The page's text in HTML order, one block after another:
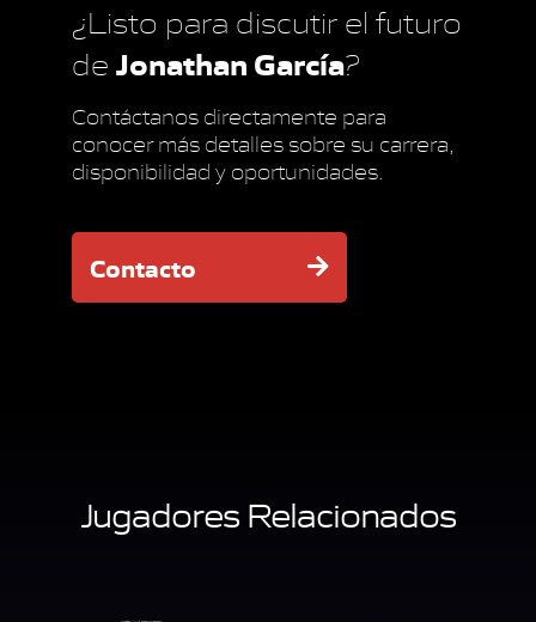
¿Listo para discutir el futuro
de Jonathan García?
Contáctanos directamente para
conocer más detalles sobre su carrera,
disponibilidad y oportunidades.
Contacto
Jugadores Relacionados